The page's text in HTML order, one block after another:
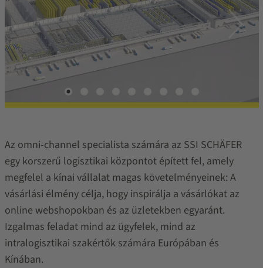
Az omni-channel specialista számára az SSI SCHÄFER
egy korszerű logisztikai központot épített fel, amely
megfelel a kínai vállalat magas követelményeinek: A
vásárlási élmény célja, hogy inspirálja a vásárlókat az
online webshopokban és az üzletekben egyaránt.
Izgalmas feladat mind az ügyfelek, mind az
intralogisztikai szakértők számára Európában és
Kínában.